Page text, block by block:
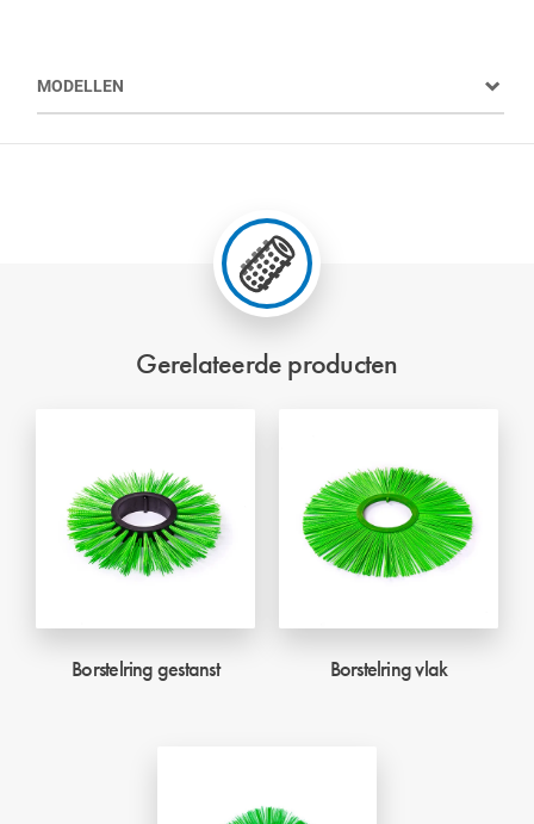
MODELLEN
Gerelateerde producten
Borstelring gestanst Borstelring vlak